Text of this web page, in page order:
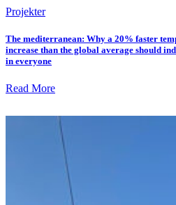
Projekter
The mediterranean: Why a 20% faster
increase than the global average should
in everyone
Read More